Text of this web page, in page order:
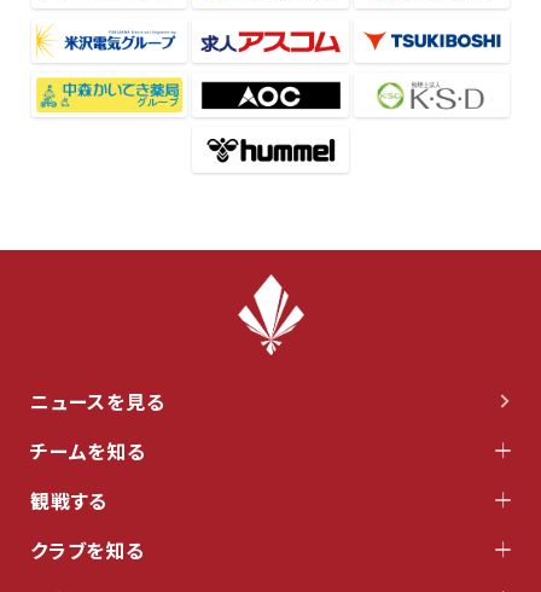
ニュースを見る
チームを知る
観戦する
クラブを知る